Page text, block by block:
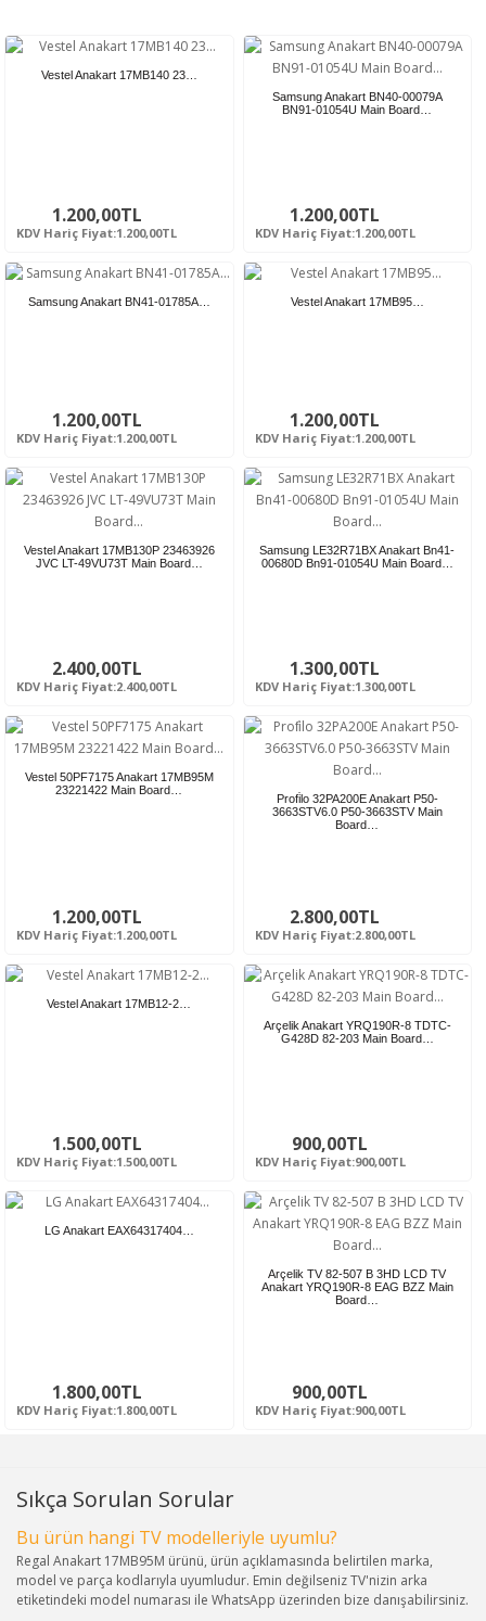
Vestel Anakart 17MB140 23…
1.200,00TL
KDV Hariç Fiyat:1.200,00TL
Samsung Anakart BN40-00079A
BN91-01054U Main Board…
1.200,00TL
KDV Hariç Fiyat:1.200,00TL
Samsung Anakart BN41-01785A…
1.200,00TL
KDV Hariç Fiyat:1.200,00TL
Vestel Anakart 17MB95…
1.200,00TL
KDV Hariç Fiyat:1.200,00TL
Vestel Anakart 17MB130P 23463926
JVC LT-49VU73T Main Board…
2.400,00TL
KDV Hariç Fiyat:2.400,00TL
Samsung LE32R71BX Anakart Bn41-
00680D Bn91-01054U Main Board…
1.300,00TL
KDV Hariç Fiyat:1.300,00TL
Vestel 50PF7175 Anakart 17MB95M
23221422 Main Board…
1.200,00TL
KDV Hariç Fiyat:1.200,00TL
Profi̇lo 32PA200E Anakart P50-
3663STV6.0 P50-3663STV Main
Board…
2.800,00TL
KDV Hariç Fiyat:2.800,00TL
Vestel Anakart 17MB12-2…
1.500,00TL
KDV Hariç Fiyat:1.500,00TL
Arçelik Anakart YRQ190R-8 TDTC-
G428D 82-203 Main Board…
900,00TL
KDV Hariç Fiyat:900,00TL
LG Anakart EAX64317404…
1.800,00TL
KDV Hariç Fiyat:1.800,00TL
Arçelik TV 82-507 B 3HD LCD TV
Anakart YRQ190R-8 EAG BZZ Main
Board…
900,00TL
KDV Hariç Fiyat:900,00TL
Sıkça Sorulan Sorular
Bu ürün hangi TV modelleriyle uyumlu?
Regal Anakart 17MB95M ürünü, ürün açıklamasında belirtilen marka,
model ve parça kodlarıyla uyumludur. Emin değilseniz TV'nizin arka
etiketindeki model numarası ile WhatsApp üzerinden bize danışabilirsiniz.